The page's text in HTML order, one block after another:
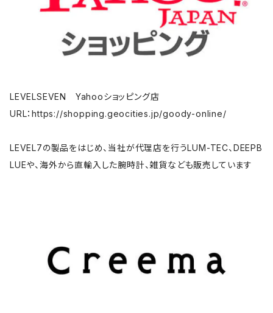
LEVELSEVEN Yahooショッピング店
URL：https://shopping.geocities.jp/goody-online/
LEVEL7の製品をはじめ、当社が代理店を行うLUM-TEC、DEEPB
LUEや、海外から直輸入した腕時計、雑貨なども販売しています